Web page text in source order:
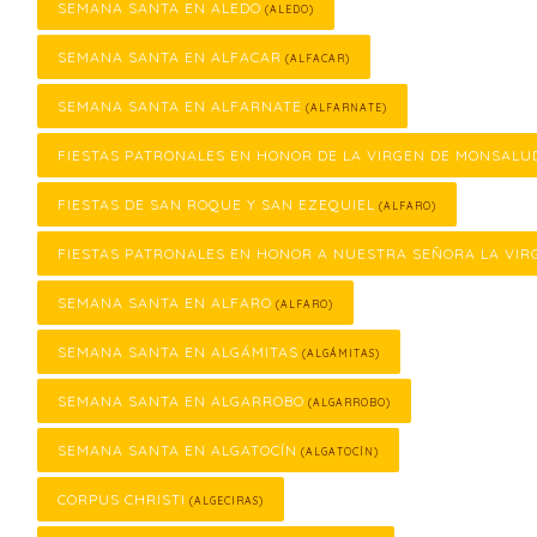
SEMANA SANTA EN ALEDO (ALEDO)
SEMANA SANTA EN ALFACAR (ALFACAR)
SEMANA SANTA EN ALFARNATE (ALFARNATE)
FIESTAS PATRONALES EN HONOR DE LA VIRGEN DE
FIESTAS DE SAN ROQUE Y SAN EZEQUIEL (ALFARO)
FIESTAS PATRONALES EN HONOR A NUESTRA SEÑORA LA
SEMANA SANTA EN ALFARO (ALFARO)
SEMANA SANTA EN ALGÁMITAS (ALGÁMITAS)
SEMANA SANTA EN ALGARROBO (ALGARROBO)
SEMANA SANTA EN ALGATOCÍN (ALGATOCÍN)
CORPUS CHRISTI (ALGECIRAS)